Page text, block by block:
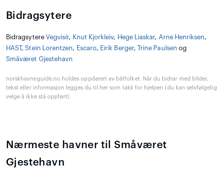
Bidragsytere
Bidragsytere Vegvisír, Knut Kjorkleiv, Hege Liaskar, Arne Henriksen,
HAST ,Stein Lorentzen, Escaro, Eirik Berger, Trine Paulsen og
Småværet Gjestehavn
norskhavneguide.no holdes oppdatert av båtfolket. Når du bidrar med bilder,
tekst eller informasjon legges du til her som takk for hjelpen (du kan selvfølgelig
velge å ikke stå oppført).
Nærmeste havner til Småværet
Gjestehavn